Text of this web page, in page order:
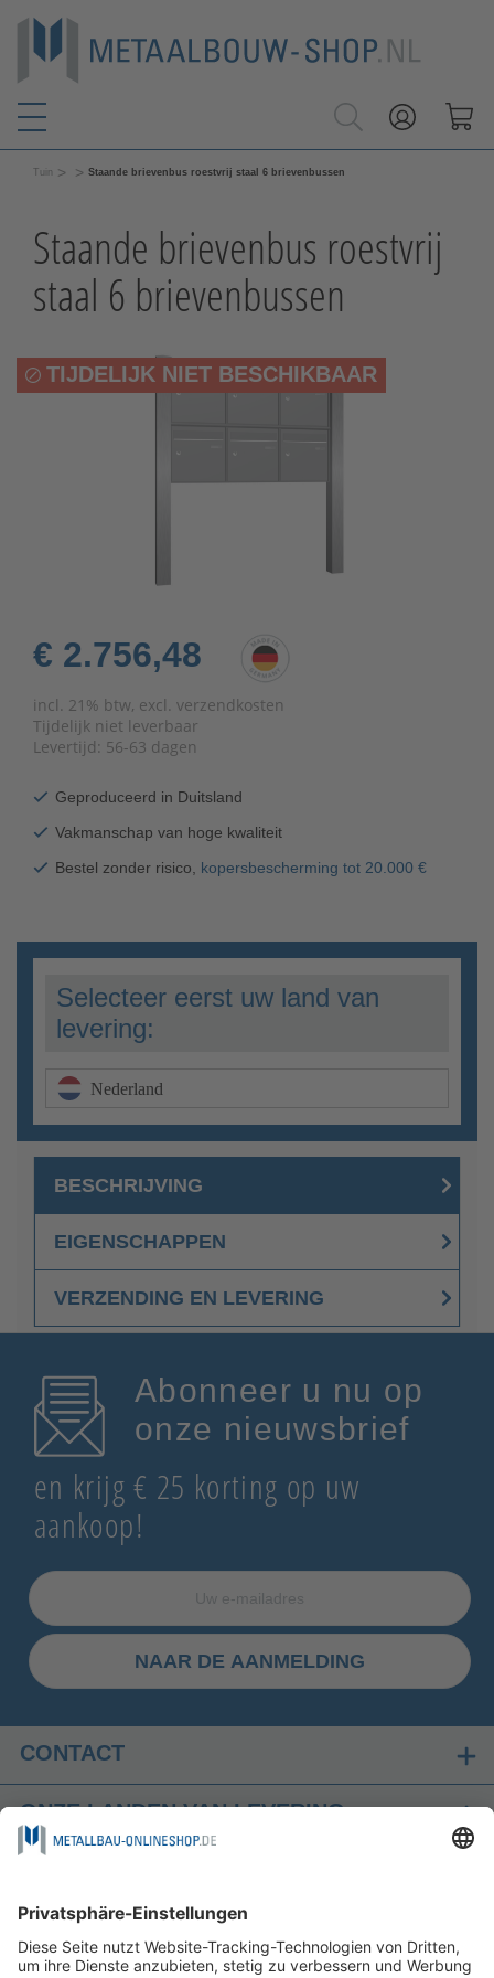
Tuin > > Staande brievenbus roestvrij staal 6 brievenbussen
Staande brievenbus roestvrij
staal 6 brievenbussen
TIJDELIJK NIET BESCHIKBAAR
€ 2.756,48
incl. 21% btw, excl. verzendkosten
Tijdelijk niet leverbaar
Levertijd: 56-63 dagen
Geproduceerd in Duitsland
Vakmanschap van hoge kwaliteit
Bestel zonder risico, kopersbescherming tot 20.000 €
Selecteer eerst uw land van
levering:
Nederland
BESCHRIJVING
EIGENSCHAPPEN
VERZENDING EN LEVERING
Abonneer u nu op
onze nieuwsbrief
en krijg € 25 korting op uw
aankoop!
NAAR DE AANMELDING
CONTACT
ONZE LANDEN VAN LEVERING
FOLGEN SIE UNS AUF